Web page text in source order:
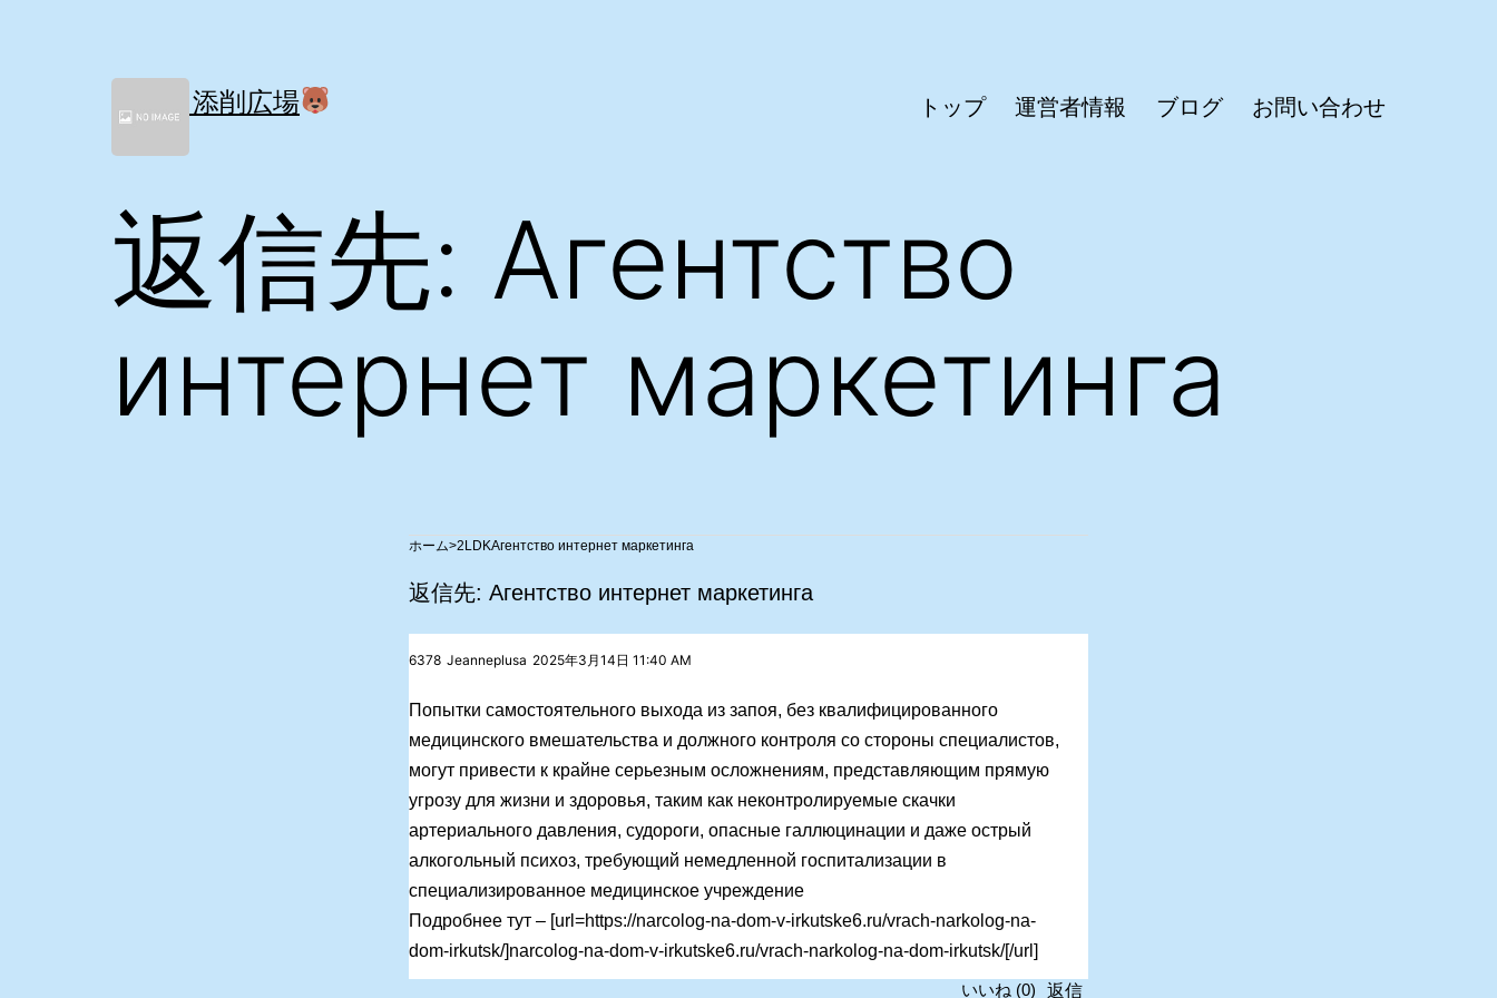
間取り添削広場 トップ 運営者情報 ブログ お問い合わせ
返信先: Aгентство
интернет маркетинга
>2LDKAгентство интернет маркетинга
返信先: Aгентство интернет маркетинга
6378 Jeanneplusa 2025年3月14日 11:40 AM
Попытки самостоятельного выхода из запоя, без квалифицированного
медицинского вмешательства и должного контроля со стороны специалистов,
могут привести к крайне серьезным осложнениям, представляющим прямую
угрозу для жизни и здоровья, таким как неконтролируемые скачки
артериального давления, судороги, опасные галлюцинации и даже острый
алкогольный психоз, требующий немедленной госпитализации в
специализированное медицинское учреждение
Подробнее тут – [url=https://narcolog-na-dom-v-irkutske6.ru/vrach-narkolog-na-
dom-irkutsk/]narcolog-na-dom-v-irkutske6.ru/vrach-narkolog-na-dom-irkutsk/[/url]
返信
いいね (0)